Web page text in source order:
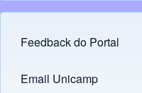
Footer menu
Feedback do Portal
Links
Email Unicamp
(opens in new tab)